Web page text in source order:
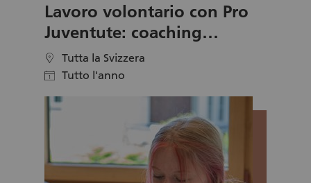
Lavoro volontario con Pro
Juventute: coaching
candidature giovani
location Tutta la Svizzera
calendar Tutto l'anno